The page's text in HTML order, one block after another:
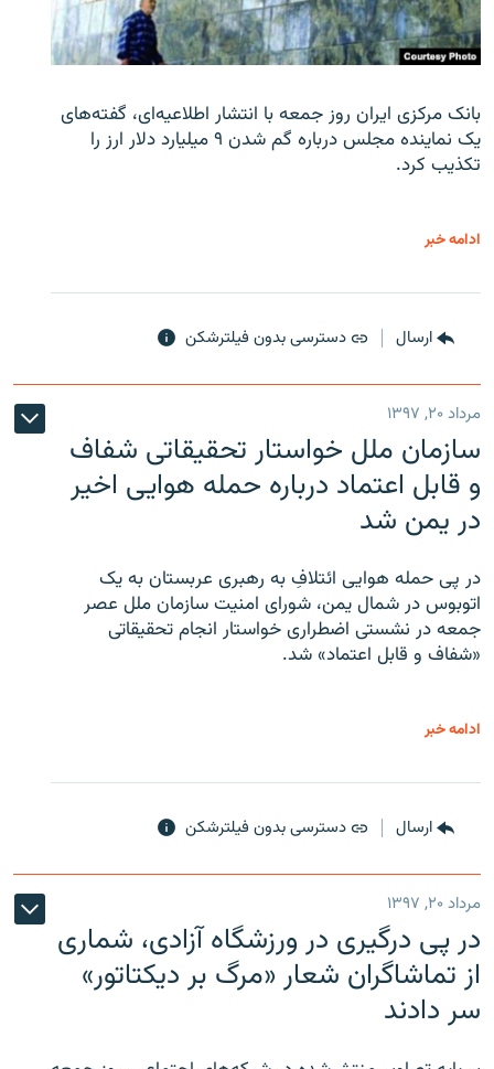
بانک مرکزی ایران روز جمعه با انتشار اطلاعیه‌ای، گفته‌های
یک نماینده مجلس درباره گم شدن ۹ میلیارد دلار ارز را
تکذیب کرد.
ادامه خبر
ارسال دسترسی بدون فیلترشکن
مرداد ۲۰, ۱۳۹۷
سازمان ملل خواستار تحقیقاتی شفاف
و قابل اعتماد درباره حمله هوایی اخیر
در یمن شد
در پی حمله هوایی ائتلافِ به رهبری عربستان به یک
اتوبوس در شمال یمن، شورای امنیت سازمان ملل عصر
جمعه در نشستی اضطراری خواستار انجام تحقیقاتی
«شفاف و قابل اعتماد» شد.
ادامه خبر
ارسال دسترسی بدون فیلترشکن
مرداد ۲۰, ۱۳۹۷
در پی درگیری در ورزشگاه آزادی، شماری
از تماشاگران شعار «مرگ بر دیکتاتور»
سر دادند